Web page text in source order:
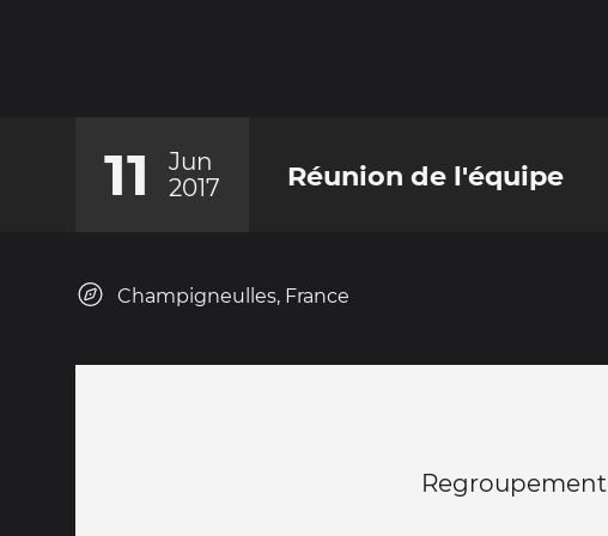
11
Jun
2017
Réunion de l'équipe
Champigneulles, France
Regroupement